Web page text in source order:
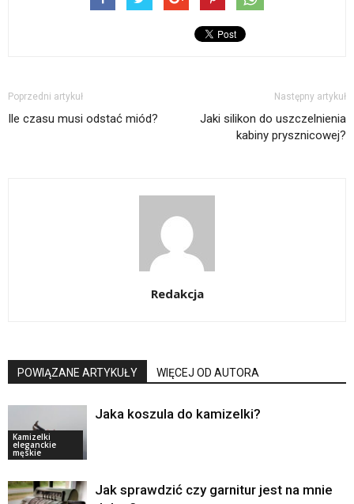
Poprzedni artykuł
Ile czasu musi odstać miód?
Następny artykuł
Jaki silikon do uszczelnienia
kabiny prysznicowej?
Redakcja
POWIĄZANE ARTYKUŁY WIĘCEJ OD AUTORA
Kamizelki
eleganckie
męskie
Jaka koszula do kamizelki?
Jak sprawdzić czy garnitur jest na mnie